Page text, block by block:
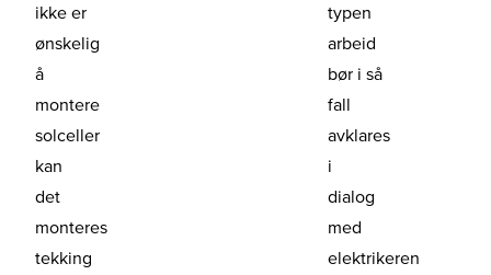
ikke er
ønskelig
å
montere
solceller
kan
det
monteres
tekking
typen
arbeid
bør i så
fall
avklares
i
dialog
med
elektrikeren